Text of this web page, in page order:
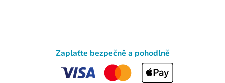
Zaplaťte bezpečně a pohodlně